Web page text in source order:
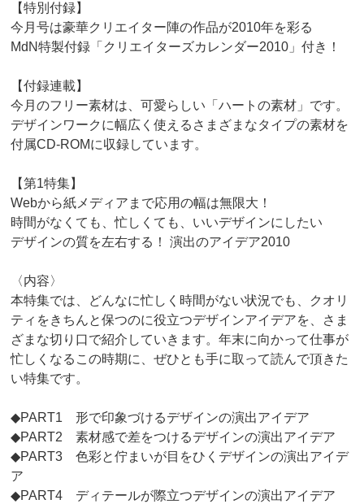
【特別付録】
今月号は豪華クリエイター陣の作品が2010年を彩る
MdN特製付録「クリエイターズカレンダー2010」付き！
【付録連載】
今月のフリー素材は、可愛らしい「ハートの素材」です。
デザインワークに幅広く使えるさまざまなタイプの素材を
付属CD-ROMに収録しています。
【第1特集】
Webから紙メディアまで応用の幅は無限大！
時間がなくても、忙しくても、いいデザインにしたい
デザインの質を左右する！ 演出のアイデア2010
〈内容〉
本特集では、どんなに忙しく時間がない状況でも、クオリ
ティをきちんと保つのに役立つデザインアイデアを、さま
ざまな切り口で紹介していきます。年末に向かって仕事が
忙しくなるこの時期に、ぜひとも手に取って読んで頂きた
い特集です。
◆PART1 形で印象づけるデザインの演出アイデア
◆PART2 素材感で差をつけるデザインの演出アイデア
◆PART3 色彩と佇まいが目をひくデザインの演出アイデ
ア
◆PART4 ディテールが際立つデザインの演出アイデア